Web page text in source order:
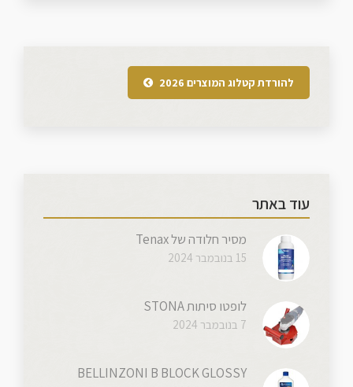
להורדת קטלוג המוצרים 2026
עוד באתר
מסיר חלודה של Tenax
15 בנובמבר 2024
לופטו סיתות STONA
7 בנובמבר 2024
BELLINZONI B BLOCK GLOSSY